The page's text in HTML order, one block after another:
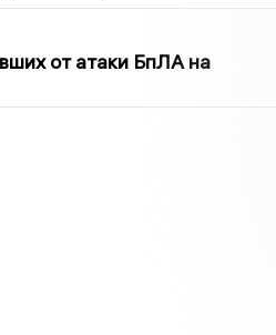
от атаки БпЛА на